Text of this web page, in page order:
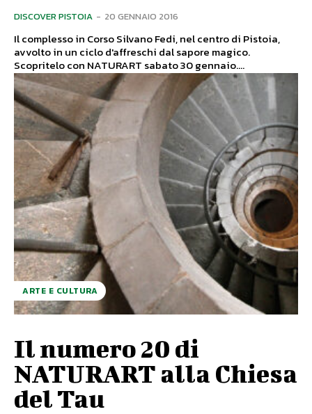
DISCOVER PISTOIA - 20 GENNAIO 2016
Il complesso in Corso Silvano Fedi, nel centro di Pistoia,
avvolto in un ciclo d'affreschi dal sapore magico.
Scopritelo con NATURART sabato 30 gennaio....
ARTE E CULTURA
Il numero 20 di
NATURART alla Chiesa
del Tau